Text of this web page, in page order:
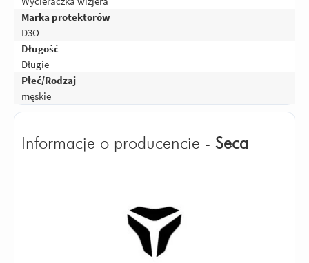
Marka protektorów
D3O
Długość
Długie
Płeć/Rodzaj
męskie
Informacje o producencie - Seca